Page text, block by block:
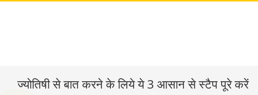
ज्योतिषी से बात करने के लिये ये 3 आसान से स्टैप पूरे करें